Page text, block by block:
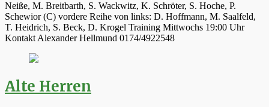
Neiße, M. Breitbarth, S. Wackwitz, K. Schröter, S. Hoche, P.
Schewior (C) vordere Reihe von links: D. Hoffmann, M. Saalfeld,
T. Heidrich, S. Beck, D. Krogel Training Mittwochs 19:00 Uhr
Kontakt Alexander Hellmund 0174/4922548
Alte Herren